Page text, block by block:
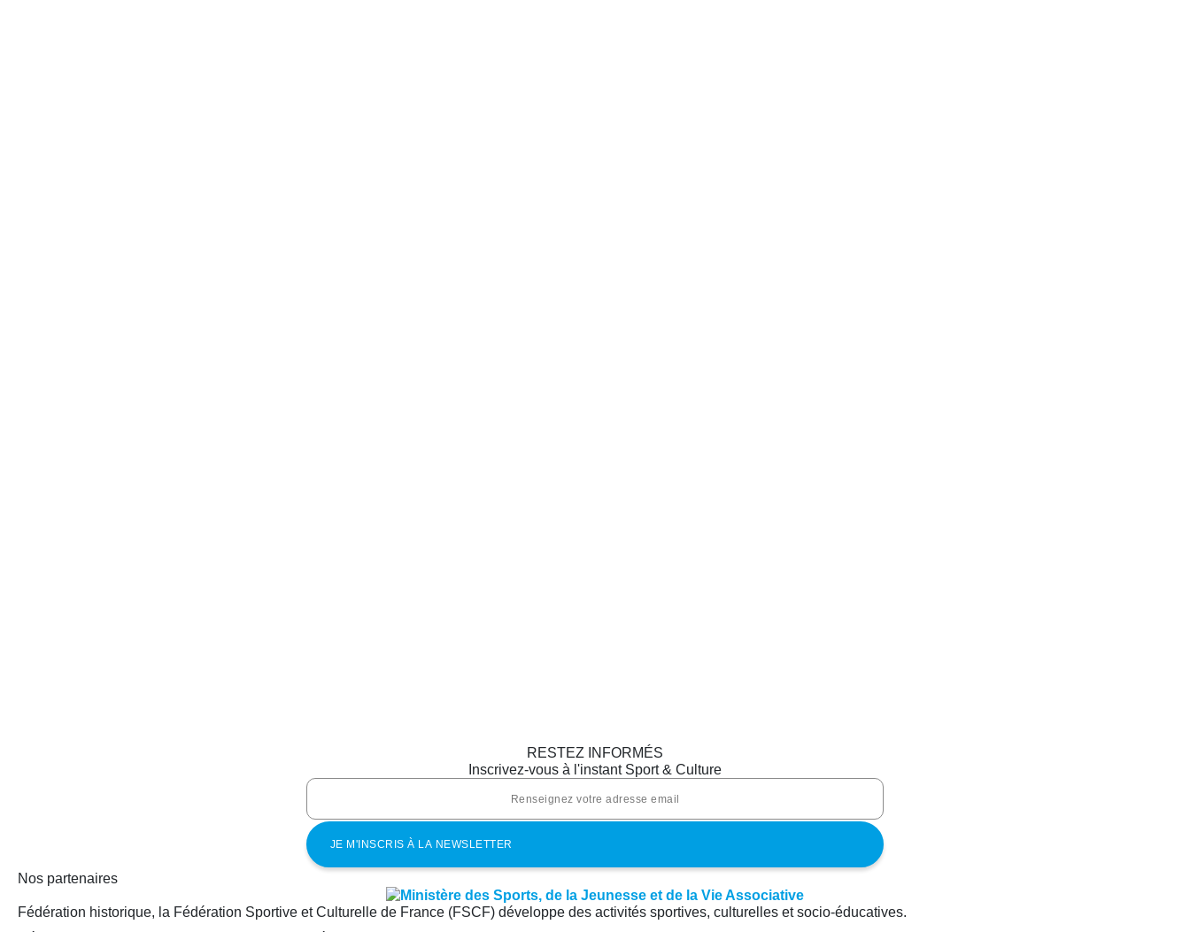
RESTEZ INFORMÉS
Inscrivez-vous à l'instant Sport & Culture
Nos partenaires
Fédération historique, la Fédération Sportive et Culturelle de France (FSCF) développe des activités sportives, culturelles et socio-éducatives.